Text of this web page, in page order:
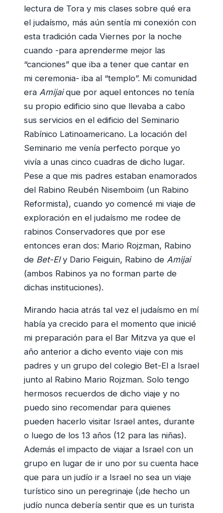
lectura de Tora y mis clases sobre qué era
el judaísmo, más aún sentía mi conexión con
esta tradición cada Viernes por la noche
cuando -para aprenderme mejor las
“canciones” que iba a tener que cantar en
mi ceremonia- iba al “templo”. Mi comunidad
era Amijaique por aquel entonces no tenía
su propio edificio sino que llevaba a cabo
sus servicios en el edificio del Seminario
Rabínico Latinoamericano. La locación del
Seminario me venía perfecto porque yo
vivía a unas cinco cuadras de dicho lugar.
Pese a que mis padres estaban enamorados
del Rabino Reubén Nisemboim (un Rabino
Reformista), cuando yo comencé mi viaje de
exploración en el judaísmo me rodee de
rabinos Conservadores que por ese
entonces eran dos: Mario Rojzman, Rabino
de Bet-Ely Dario Feiguin, Rabino de Amijai
(ambos Rabinos ya no forman parte de
dichas instituciones).
Mirando hacia atrás tal vez el judaísmo en mí
había ya crecido para el momento que inicié
mi preparación para el Bar Mitzva ya que el
año anterior a dicho evento viaje con mis
padres y un grupo del colegio Bet-El a Israel
junto al Rabino Mario Rojzman. Solo tengo
hermosos recuerdos de dicho viaje y no
puedo sino recomendar para quienes
pueden hacerlo visitar Israel antes, durante
o luego de los 13 años (12 para las niñas).
Además el impacto de viajar a Israel con un
grupo en lugar de ir uno por su cuenta hace
que para un judío ir a Israel no sea un viaje
turístico sino un peregrinaje (¡de hecho un
judío nunca debería sentir que es un turista